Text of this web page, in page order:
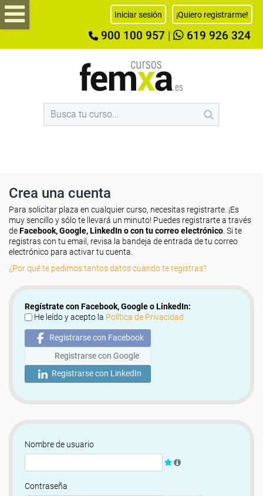
Iniciar sesión ¡Quiero registrarme!
900 100 957 619 926 324
Crea una cuenta
Para solicitar plaza en cualquier curso, necesitas registrarte. ¡Es
muy sencillo y sólo te llevará un minuto! Puedes registrarte a través
deFacebook, Google, LinkedIn o con tu correo electrónico . Si te
registras con tu email, revisa la bandeja de entrada de tu correo
electrónico para activar tu cuenta.
¿Por qué te pedimos tantos datos cuando te registras?
Regístrate con Facebook, Google o LinkedIn:
He leído y acepto la Política de Privacidad
Registrarse con Facebook
Registrarse con Google
Registrarse con LinkedIn
Nombre de usuario
Contraseña